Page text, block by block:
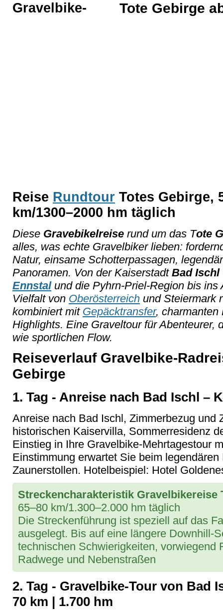
Gravelbike-
Reise Rundtour Totes Gebirge,
km/1300–2000 hm täglich
Diese Gravebikelreise rund um das Tote
alles, was echte Gravelbiker lieben:
Natur, einsame Schotterpassagen,
Panoramen. Von der Kaiserstadt Bad Ischl
Ennstalund die Pyhrn-Priel-Region bis ins
Vielfalt von Oberösterreich und Steiermark
kombiniert mit Gepäcktransfer, charmanten
Highlights. Eine Graveltour für Abenteurer,
wie sportlichen Flow.
Reiseverlauf Gravelbike-
Gebirge
1. Tag - Anreise nach Bad Ischl –
Anreise nach Bad Ischl, Zimmerbezug und
historischen Kaiservilla, Sommerresidenz
Einstieg in Ihre Gravelbike-Mehrtagestour
Einstimmung erwartet Sie beim
Zaunerstollen. Hotelbeispiel: Hotel
Streckencharakteristik Gravelbikereise
65–80 km/1.300–2.000 hm täglich
Die Streckenführung ist speziell auf das
ausgelegt. Bis auf eine längere Downhill-
technischen Schwierigkeiten, vorwiegend
Radwege und Nebenstraßen
2. Tag - Gravelbike-Tour von Bad
70 km | 1.700 hm